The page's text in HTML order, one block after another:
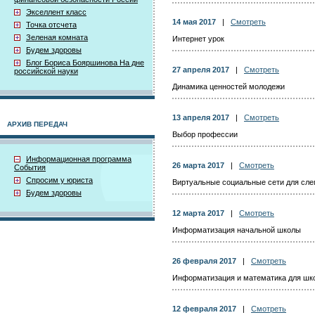
Экселлент класс
Точка отсчета
Зеленая комната
Будем здоровы
Блог Бориса Бояршинова На дне
российской науки
АРХИВ ПЕРЕДАЧ
Информационная программа
События
Спросим у юриста
Будем здоровы
14 мая 2017
Смотреть
Интернет урок
27 апреля 2017
Смотреть
Динамика ценностей молодежи
13 апреля 2017
Смотреть
Выбор профессии
26 марта 2017
Смотреть
Виртуальные социальные сети для
12 марта 2017
Смотреть
Информатизация начальной школы
26 февраля 2017
Смотреть
Информатизация и математика для
12 февраля 2017 Смотреть